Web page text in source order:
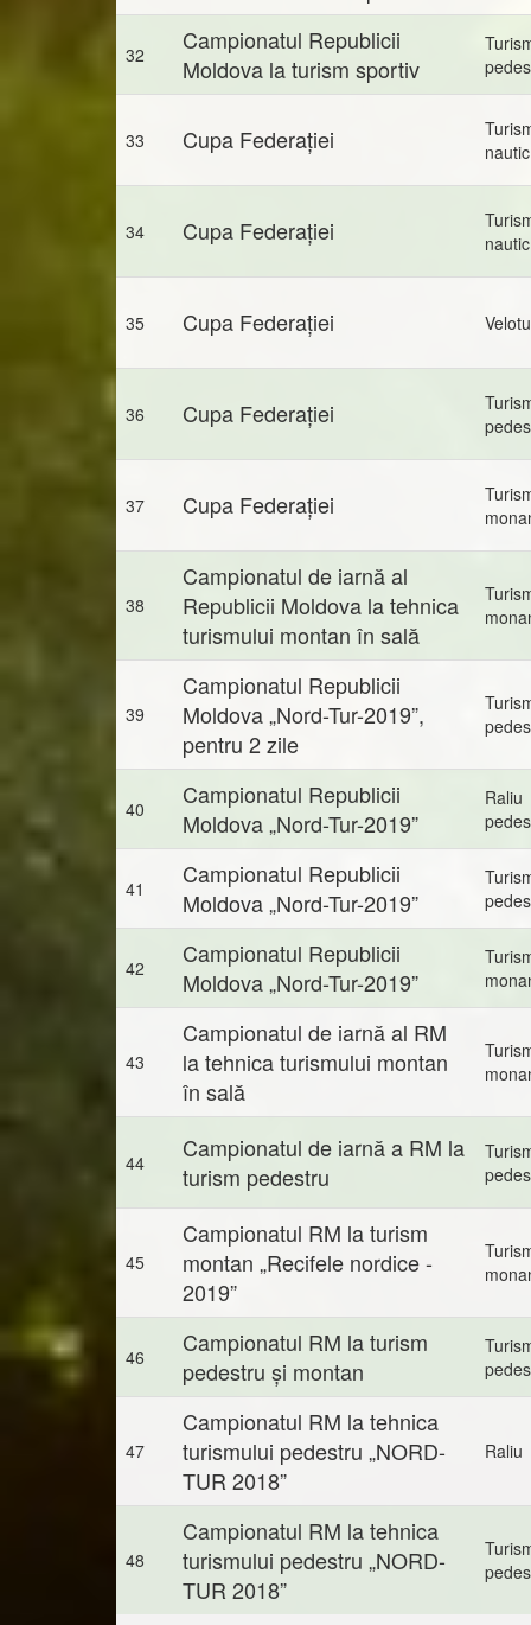
32
Campionatul Republicii
Moldova la turism sportiv
33 Cupa Federației
nautic
34 Cupa Federației
nautic
35 Cupa Federației
36 Cupa Federației
37 Cupa Federației
38
Campionatul de iarnă al
Republicii Moldova la tehnica
turismului montan în sală
39
Campionatul Republicii
Moldova „Nord-Tur-2019”,
pentru 2 zile
40
Campionatul Republicii
Moldova „Nord-Tur-2019”
Raliu
41
Campionatul Republicii
Moldova „Nord-Tur-2019”
42
Campionatul Republicii
Moldova „Nord-Tur-2019”
43
Campionatul de iarnă al RM
la tehnica turismului montan
în sală
44
Campionatul de iarnă a RM la
turism pedestru
45
Campionatul RM la turism
montan „Recifele nordice -
2019”
46
Campionatul RM la turism
pedestru și montan
47
Campionatul RM la tehnica
turismului pedestru „NORD-
TUR 2018”
Raliu
48
Campionatul RM la tehnica
turismului pedestru „NORD-
TUR 2018”